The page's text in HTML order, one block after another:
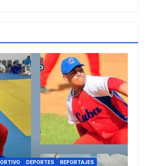
DEPORTES
REPORTAJES